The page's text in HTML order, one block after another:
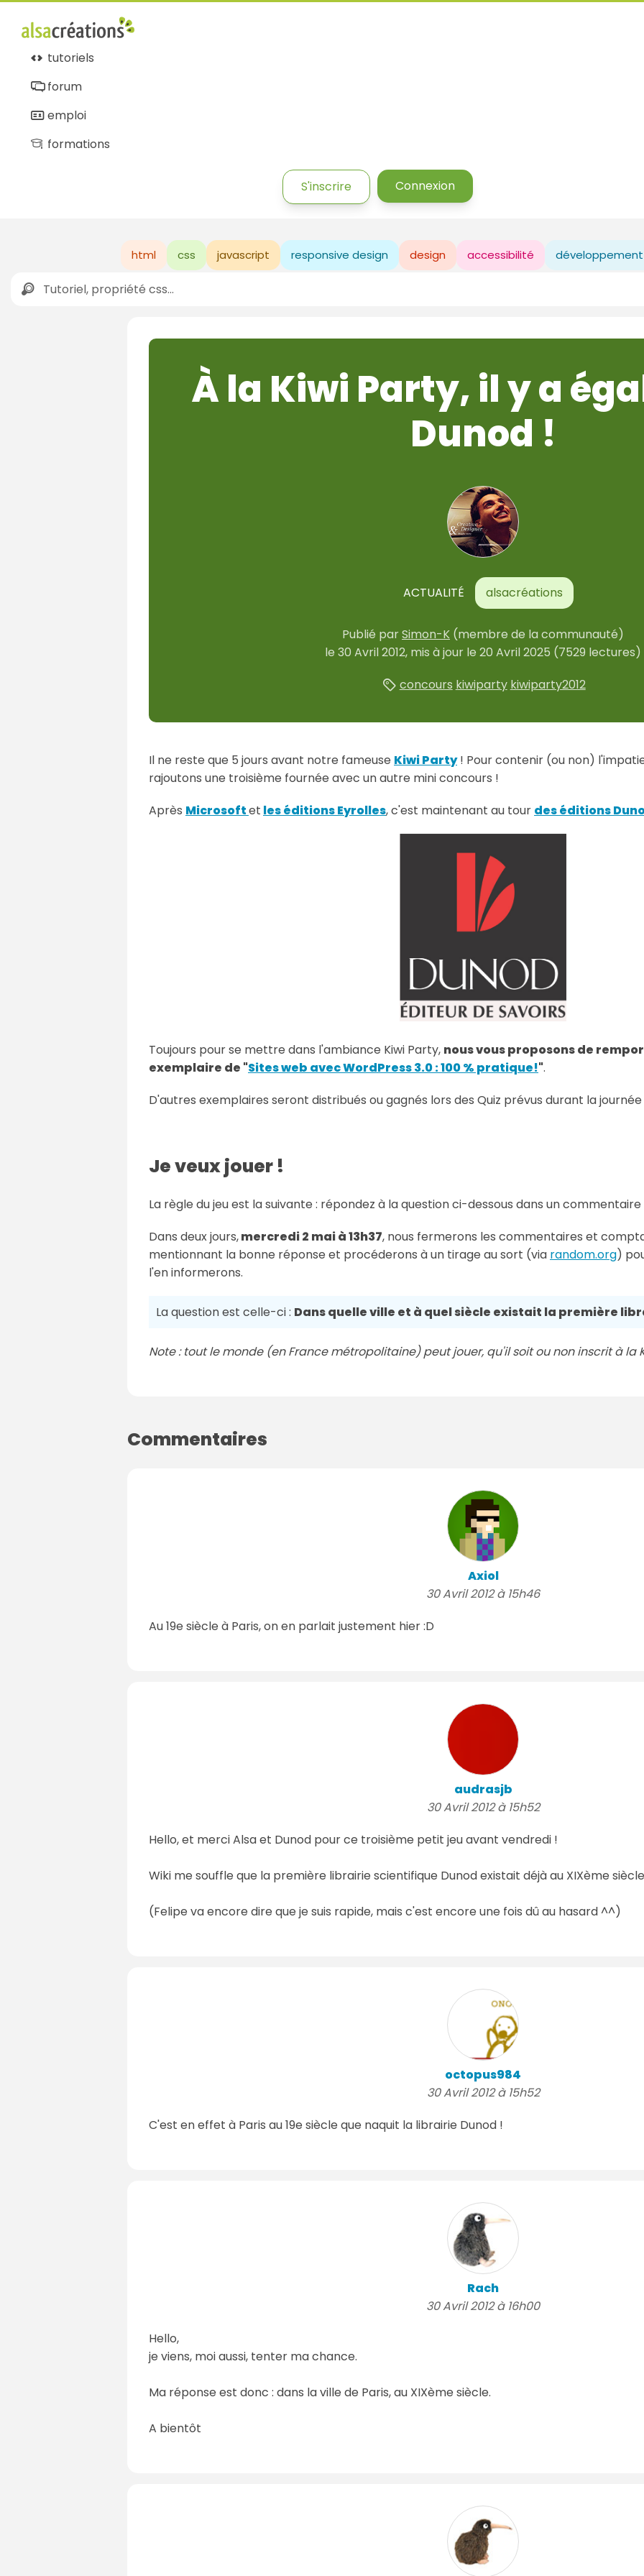
tutoriels
forum
emploi
formations
S'inscrire Connexion
html css javascript responsive design design accessibilité développement
À la Kiwi Party, il y a
Dunod !
ACTUALITÉ alsacréations
Publié parSimon-K (membre de la communauté)
le 30 Avril 2012, mis à jour le 20 Avril 2025 (7529 lectures)
concours kiwiparty kiwiparty2012
Il ne reste que 5 jours avant notre fameuse Kiwi Party! Pour contenir (ou non)
rajoutons une troisième fournée avec un autre mini concours !
Après Microsoftet les éditions Eyrolles, c'est maintenant au tour des éditions
Toujours pour se mettre dans l'ambiance Kiwi Party, nous vous proposons de
exemplaire de "Sites web avec WordPress 3.0 : 100 % pratique!".
D'autres exemplaires seront distribués ou gagnés lors des Quiz prévus durant la
Je veux jouer !
La règle du jeu est la suivante : répondez à la question ci-dessous dans un
Dans deux jours,mercredi 2 mai à 13h37, nous fermerons les commentaires et
mentionnant la bonne réponse et procéderons à un tirage au sort (via random.org)
l'en informerons.
La question est celle-ci : Dans quelle ville et à quel siècle existait la première
Note : tout le monde (en France métropolitaine) peut jouer, qu'il soit ou non inscrit à la
Commentaires
Axiol
30 Avril 2012 à 15h46
Au 19e siècle à Paris, on en parlait justement hier :D
audrasjb
30 Avril 2012 à 15h52
Hello, et merci Alsa et Dunod pour ce troisième petit jeu avant vendredi !
Wiki me souffle que la première librairie scientifique Dunod existait déjà au XIXème
(Felipe va encore dire que je suis rapide, mais c'est encore une fois dû au hasard ^^)
octopus984
30 Avril 2012 à 15h52
C'est en effet à Paris au 19e siècle que naquit la librairie Dunod !
Rach
30 Avril 2012 à 16h00
Hello,
je viens, moi aussi, tenter ma chance.
Ma réponse est donc : dans la ville de Paris, au XIXème siècle.
A bientôt